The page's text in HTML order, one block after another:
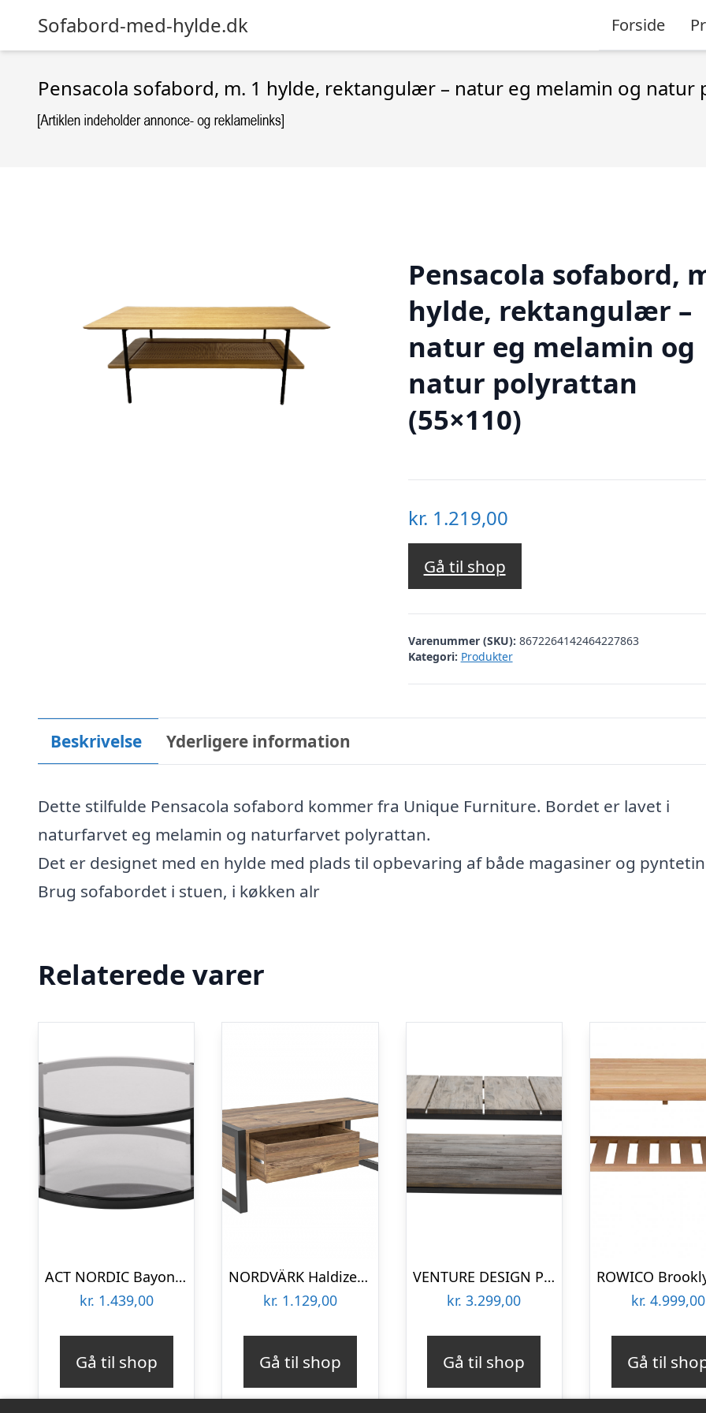
Sofabord-med-hylde.dk Forside
Pensacola sofabord, m. 1 hylde, rektangulær – natur eg melamin og natur
Pensacola sofabord,
hylde, rektangulær –
natur eg melamin og
natur polyrattan
(55×110)
kr. 1.219,00
Gå til shop
Varenummer (SKU): 8672264142464227863
Kategori: Produkter
Beskrivelse Yderligere information
Dette stilfulde Pensacola sofabord kommer fra Unique Furniture. Bordet er lavet i
naturfarvet eg melamin og naturfarvet polyrattan.
Det er designet med en hylde med plads til opbevaring af både magasiner og
Brug sofabordet i stuen, i køkken alr
Relaterede varer
ACT NORDIC Bayonne rund sofabord, m. hylde – røgfarvet glas og sort metal (Ø75)
kr. 1.439,00
Gå til shop
NORDVÄRK Haldizen sofabord, m. 1 hylde og 1 skuffe – Atlantic Pine melamin og sort metal (105×55)
kr. 1.129,00
Gå til shop
VENTURE DESIGN Padang sofabord, m. 1 hylde – brun træ og metal (80×80)
kr. 3.299,00
Gå til shop
kr. 4.999,00
Gå til